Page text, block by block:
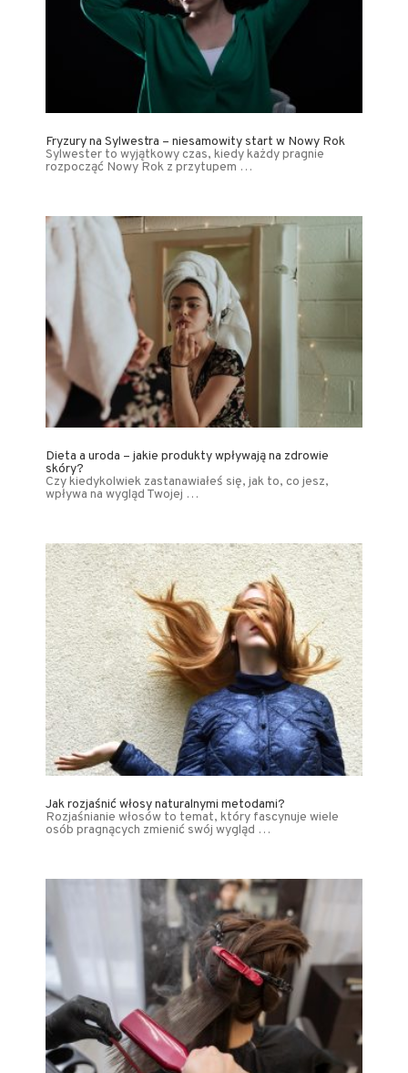
Fryzury na Sylwestra – niesamowity start w Nowy Rok
Sylwester to wyjątkowy czas, kiedy każdy pragnie
rozpocząć Nowy Rok z przytupem …
Dieta a uroda – jakie produkty wpływają na zdrowie
skóry?
Czy kiedykolwiek zastanawiałeś się, jak to, co jesz,
wpływa na wygląd Twojej …
Jak rozjaśnić włosy naturalnymi metodami?
Rozjaśnianie włosów to temat, który fascynuje wiele
osób pragnących zmienić swój wygląd …